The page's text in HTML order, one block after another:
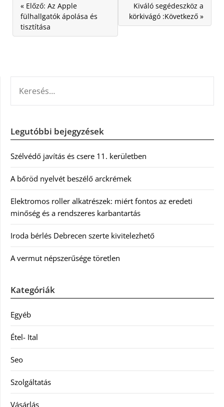
« Előző: Az Apple
fülhallgatók ápolása és
tisztítása
Kiváló segédeszköz a
körkivágó :Következő »
Legutóbbi bejegyzések
Szélvédő javítás és csere 11. kerületben
A bőröd nyelvét beszélő arckrémek
Elektromos roller alkatrészek: miért fontos az eredeti
minőség és a rendszeres karbantartás
Iroda bérlés Debrecen szerte kivitelezhető
A vermut népszerűsége töretlen
Kategóriák
Egyéb
Étel- Ital
Seo
Szolgáltatás
Vásárlás